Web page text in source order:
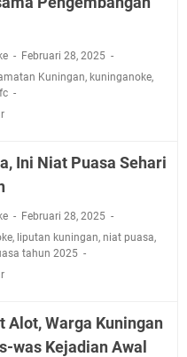
Februari 28, 2025
Kuningan, kuninganoke,
Ini Niat Puasa Sehari
Februari 28, 2025
, liputan kuningan, niat puasa,
tahun 2025
Alot, Warga Kuningan
was Kejadian Awal